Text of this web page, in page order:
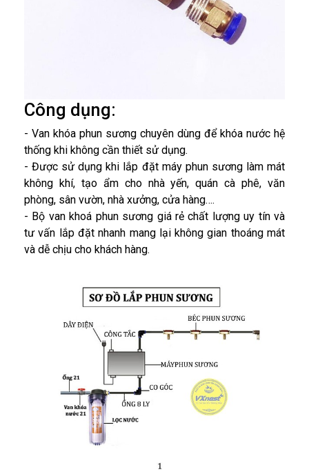
Công dụng:
- Van khóa phun sương chuyên dùng để khóa nước hệ
thống khi không cần thiết sử dụng.
- Được sử dụng khi lắp đặt máy phun sương làm mát
không khí, tạo ẩm cho nhà yến, quán cà phê, văn
phòng, sân vườn, nhà xưởng, cửa hàng….
- Bộ van khoá phun sương giá rẻ chất lượng uy tín và
tư vấn lắp đặt nhanh mang lại không gian thoáng mát
và dễ chịu cho khách hàng.